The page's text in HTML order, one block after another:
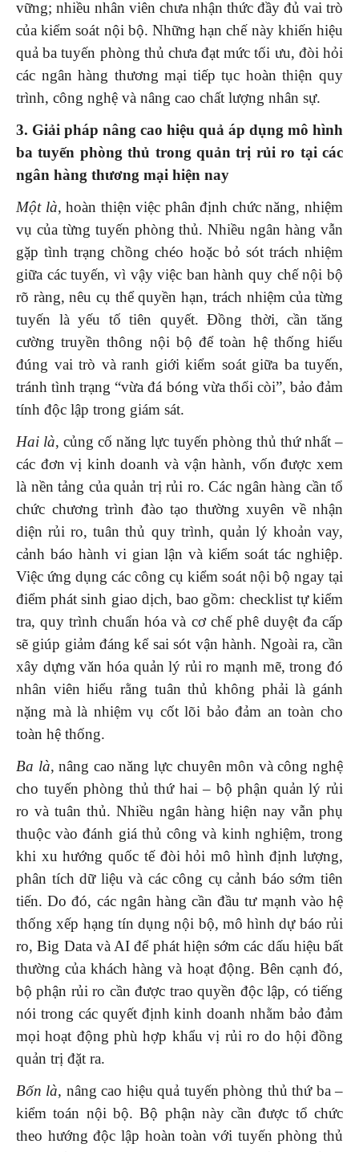
vững; nhiều nhân viên chưa nhận thức đầy đủ vai trò
của kiểm soát nội bộ. Những hạn chế này khiến hiệu
quả ba tuyến phòng thủ chưa đạt mức tối ưu, đòi hỏi
các ngân hàng thương mại tiếp tục hoàn thiện quy
trình, công nghệ và nâng cao chất lượng nhân sự.
3. Giải pháp nâng cao hiệu quả áp dụng mô hình
ba tuyến phòng thủ trong quản trị rủi ro tại các
ngân hàng thương mại hiện nay
Một là, hoàn thiện việc phân định chức năng, nhiệm
vụ của từng tuyến phòng thủ. Nhiều ngân hàng vẫn
gặp tình trạng chồng chéo hoặc bỏ sót trách nhiệm
giữa các tuyến, vì vậy việc ban hành quy chế nội bộ
rõ ràng, nêu cụ thể quyền hạn, trách nhiệm của từng
tuyến là yếu tố tiên quyết. Đồng thời, cần tăng
cường truyền thông nội bộ để toàn hệ thống hiểu
đúng vai trò và ranh giới kiểm soát giữa ba tuyến,
tránh tình trạng “vừa đá bóng vừa thổi còi”, bảo đảm
tính độc lập trong giám sát.
Hai là, củng cố năng lực tuyến phòng thủ thứ nhất –
các đơn vị kinh doanh và vận hành, vốn được xem
là nền tảng của quản trị rủi ro. Các ngân hàng cần tổ
chức chương trình đào tạo thường xuyên về nhận
diện rủi ro, tuân thủ quy trình, quản lý khoản vay,
cảnh báo hành vi gian lận và kiểm soát tác nghiệp.
Việc ứng dụng các công cụ kiểm soát nội bộ ngay tại
điểm phát sinh giao dịch, bao gồm: checklist tự kiểm
tra, quy trình chuẩn hóa và cơ chế phê duyệt đa cấp
sẽ giúp giảm đáng kể sai sót vận hành. Ngoài ra, cần
xây dựng văn hóa quản lý rủi ro mạnh mẽ, trong đó
nhân viên hiểu rằng tuân thủ không phải là gánh
nặng mà là nhiệm vụ cốt lõi bảo đảm an toàn cho
toàn hệ thống.
Ba là, nâng cao năng lực chuyên môn và công nghệ
cho tuyến phòng thủ thứ hai – bộ phận quản lý rủi
ro và tuân thủ. Nhiều ngân hàng hiện nay vẫn phụ
thuộc vào đánh giá thủ công và kinh nghiệm, trong
khi xu hướng quốc tế đòi hỏi mô hình định lượng,
phân tích dữ liệu và các công cụ cảnh báo sớm tiên
tiến. Do đó, các ngân hàng cần đầu tư mạnh vào hệ
thống xếp hạng tín dụng nội bộ, mô hình dự báo rủi
ro, Big Data và AI để phát hiện sớm các dấu hiệu bất
thường của khách hàng và hoạt động. Bên cạnh đó,
bộ phận rủi ro cần được trao quyền độc lập, có tiếng
nói trong các quyết định kinh doanh nhằm bảo đảm
mọi hoạt động phù hợp khẩu vị rủi ro do hội đồng
quản trị đặt ra.
Bốn là, nâng cao hiệu quả tuyến phòng thủ thứ ba –
kiểm toán nội bộ. Bộ phận này cần được tổ chức
theo hướng độc lập hoàn toàn với tuyến phòng thủ